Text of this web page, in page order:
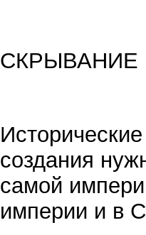
СКРЫВАНИЕ
создания
самой
империи и в